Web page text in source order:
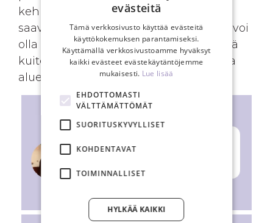
kehityskohteita, sillä täydellisyyden
saavuttaminen ensimmäisessä erässä voi
olla haastavaa. Tämä vaihe auttoi meitä
kuitenkin tunnistamaan parannettavia
alueita
evästeitä
Tämä verkkosivusto käyttää evästeitä
käyttökokemuksen parantamiseksi.
Käyttämällä verkkosivustoamme hyväksyt
kaikki evästeet evästekäytäntöjemme
mukaisesti. Lue lisää
EHDOTTOMASTI
VÄLTTÄMÄTTÖMÄT
SUORITUSKYVYLLISET
KOHDENTAVAT
TOIMINNALLISET
HYLKÄÄ KAIKKI